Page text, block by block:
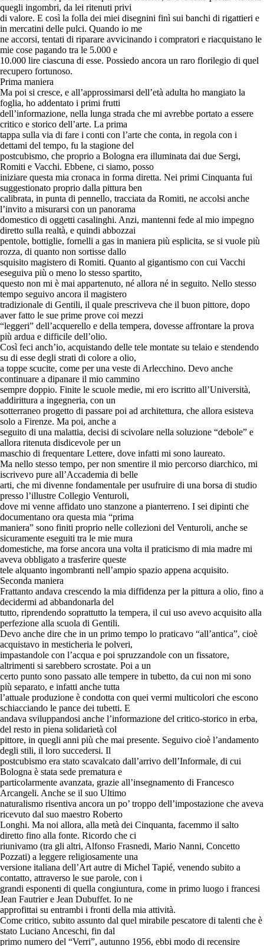
quegli ingombri, da lei ritenuti privi
di valore. E così la folla dei miei disegnini finì sui banchi di rigattieri e
in mercatini delle pulci. Quando io me
ne accorsi, tentati di riparare avvicinando i compratori e riacquistano le
mie cose pagando tra le 5.000 e
10.000 lire ciascuna di esse. Possiedo ancora un raro florilegio di quel
recupero fortunoso.
Prima maniera
Ma poi si cresce, e all’approssimarsi dell’età adulta ho mangiato la
foglia, ho addentato i primi frutti
dell’informazione, nella lunga strada che mi avrebbe portato a essere
critico e storico dell’arte. La prima
tappa sulla via di fare i conti con l’arte che conta, in regola con i
dettami del tempo, fu la stagione del
postcubismo, che proprio a Bologna era illuminata dai due Sergi,
Romiti e Vacchi. Ebbene, ci siamo, posso
iniziare questa mia cronaca in forma diretta. Nei primi Cinquanta fui
suggestionato proprio dalla pittura ben
calibrata, in punta di pennello, tracciata da Romiti, ne accolsi anche
l’invito a misurarsi con un panorama
domestico di oggetti casalinghi. Anzi, mantenni fede al mio impegno
diretto sulla realtà, e quindi abbozzai
pentole, bottiglie, fornelli a gas in maniera più esplicita, se si vuole più
rozza, di quanto non sortisse dallo
squisito magistero di Romiti. Quanto al gigantismo con cui Vacchi
eseguiva più o meno lo stesso spartito,
questo non mi è mai appartenuto, né allora né in seguito. Nello stesso
tempo seguivo ancora il magistero
tradizionale di Gentili, il quale prescriveva che il buon pittore, dopo
aver fatto le sue prime prove coi mezzi
“leggeri” dell’acquerello e della tempera, dovesse affrontare la prova
più ardua e difficile dell’olio.
Così feci anch’io, acquistando delle tele montate su telaio e stendendo
su di esse degli strati di colore a olio,
a toppe scucite, come per una veste di Arlecchino. Devo anche
continuare a dipanare il mio cammino
sempre doppio. Finite le scuole medie, mi ero iscritto all’Università,
addirittura a ingegneria, con un
sotterraneo progetto di passare poi ad architettura, che allora esisteva
solo a Firenze. Ma poi, anche a
seguito di una malattia, decisi di scivolare nella soluzione “debole” e
allora ritenuta disdicevole per un
maschio di frequentare Lettere, dove infatti mi sono laureato.
Ma nello stesso tempo, per non smentire il mio percorso diarchico, mi
iscrivevo pure all’Accademia di belle
arti, che mi divenne fondamentale per usufruire di una borsa di studio
presso l’illustre Collegio Venturoli,
dove mi venne affidato uno stanzone a pianterreno. I sei dipinti che
documentano ora questa mia “prima
maniera” sono finiti proprio nelle collezioni del Venturoli, anche se
sicuramente eseguiti tra le mie mura
domestiche, ma forse ancora una volta il praticismo di mia madre mi
aveva obbligato a trasferire queste
tele alquanto ingombranti nell’ampio spazio appena acquisito.
Seconda maniera
Frattanto andava crescendo la mia diffidenza per la pittura a olio, fino a
decidermi ad abbandonarla del
tutto, riprendendo soprattutto la tempera, il cui uso avevo acquisito alla
perfezione alla scuola di Gentili.
Devo anche dire che in un primo tempo lo praticavo “all’antica”, cioè
acquistavo in mesticheria le polveri,
impastandole con l’acqua e poi spruzzandole con un fissatore,
altrimenti si sarebbero scrostate. Poi a un
certo punto sono passato alle tempere in tubetto, da cui non mi sono
più separato, e infatti anche tutta
l’attuale produzione è condotta con quei vermi multicolori che escono
schiacciando le pance dei tubetti. E
andava sviluppandosi anche l’informazione del critico-storico in erba,
del resto in piena solidarietà col
pittore, in quegli anni più che mai presente. Seguivo cioè l’andamento
degli stili, il loro succedersi. Il
postcubismo era stato scavalcato dall’arrivo dell’Informale, di cui
Bologna è stata sede prematura e
particolarmente avanzata, grazie all’insegnamento di Francesco
Arcangeli. Anche se il suo Ultimo
naturalismo risentiva ancora un po’ troppo dell’impostazione che aveva
ricevuto dal suo maestro Roberto
Longhi. Ma noi allora, alla metà dei Cinquanta, facemmo il salto
diretto fino alla fonte. Ricordo che ci
riunivamo (tra gli altri, Alfonso Frasnedi, Mario Nanni, Concetto
Pozzati) a leggere religiosamente una
versione italiana dell’Art autre di Michel Tapié, venendo subito a
contatto, attraverso le sue parole, con i
grandi esponenti di quella congiuntura, come in primo luogo i francesi
Jean Fautrier e Jean Dubuffet. Io ne
approfittai su entrambi i fronti della mia attività.
Come critico, subito assunto dal quel mirabile pescatore di talenti che è
stato Luciano Anceschi, fin dal
primo numero del “Verri”, autunno 1956, ebbi modo di recensire